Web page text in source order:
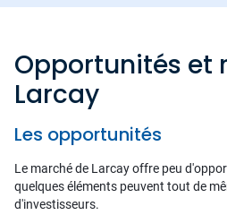
Opportunités et
Larcay
Les opportunités
Le marché de Larcay offre peu
quelques éléments peuvent tout de
d'investisseurs.